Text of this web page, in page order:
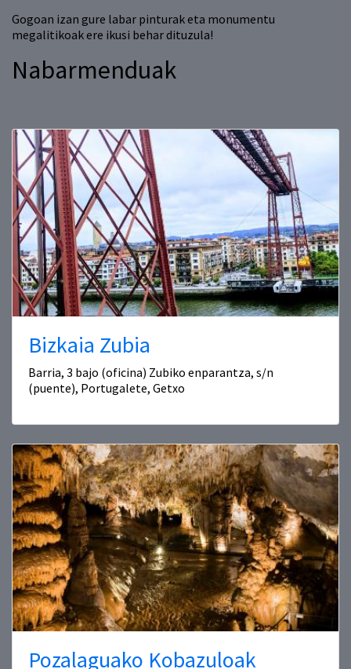
Gogoan izan gure labar pinturak eta monumentu
megalitikoak ere ikusi behar dituzula!
Nabarmenduak
Bizkaia Zubia
Barria, 3 bajo (oficina) Zubiko enparantza, s/n
(puente), Portugalete, Getxo
Pozalaguako Kobazuloak